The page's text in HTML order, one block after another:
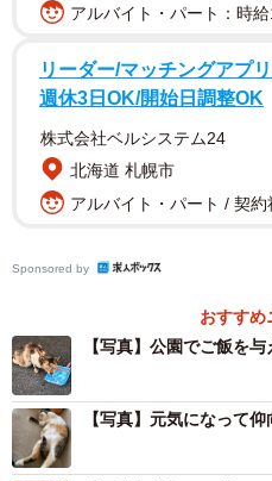
アルバイト・パート：時
リーダー/マッチングアプ
週休3日OK/開始日調整OK
株式会社ベルシステム24
北海道 札幌市
アルバイト・パート / 契
Sponsored by
おすすめ
【写真】公園でご飯を
【写真】元気になって